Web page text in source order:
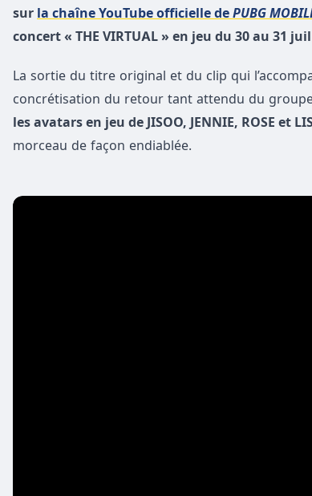
sur la chaîne YouTube officielle de PUBG
concert « THE VIRTUAL » en jeu du 30 au 31
La sortie du titre original et du clip qui
concrétisation du retour tant attendu du
les avatars en jeu de JISOO, JENNIE, ROSE et
morceau de façon endiablée.